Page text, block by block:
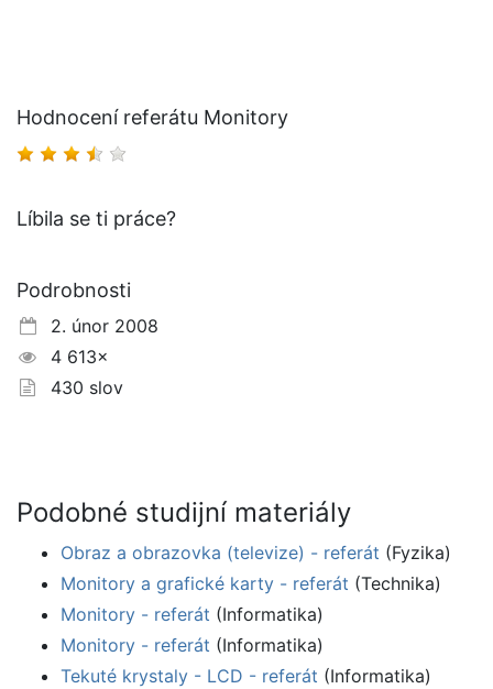
Hodnocení referátu Monitory
Líbila se ti práce?
Podrobnosti
2. únor 2008
4 613×
430 slov
Podobné studijní materiály
Obraz a obrazovka (televize) - referát (Fyzika)
Monitory a grafické karty - referát (Technika)
Monitory - referát (Informatika)
Monitory - referát (Informatika)
Tekuté krystaly - LCD - referát (Informatika)